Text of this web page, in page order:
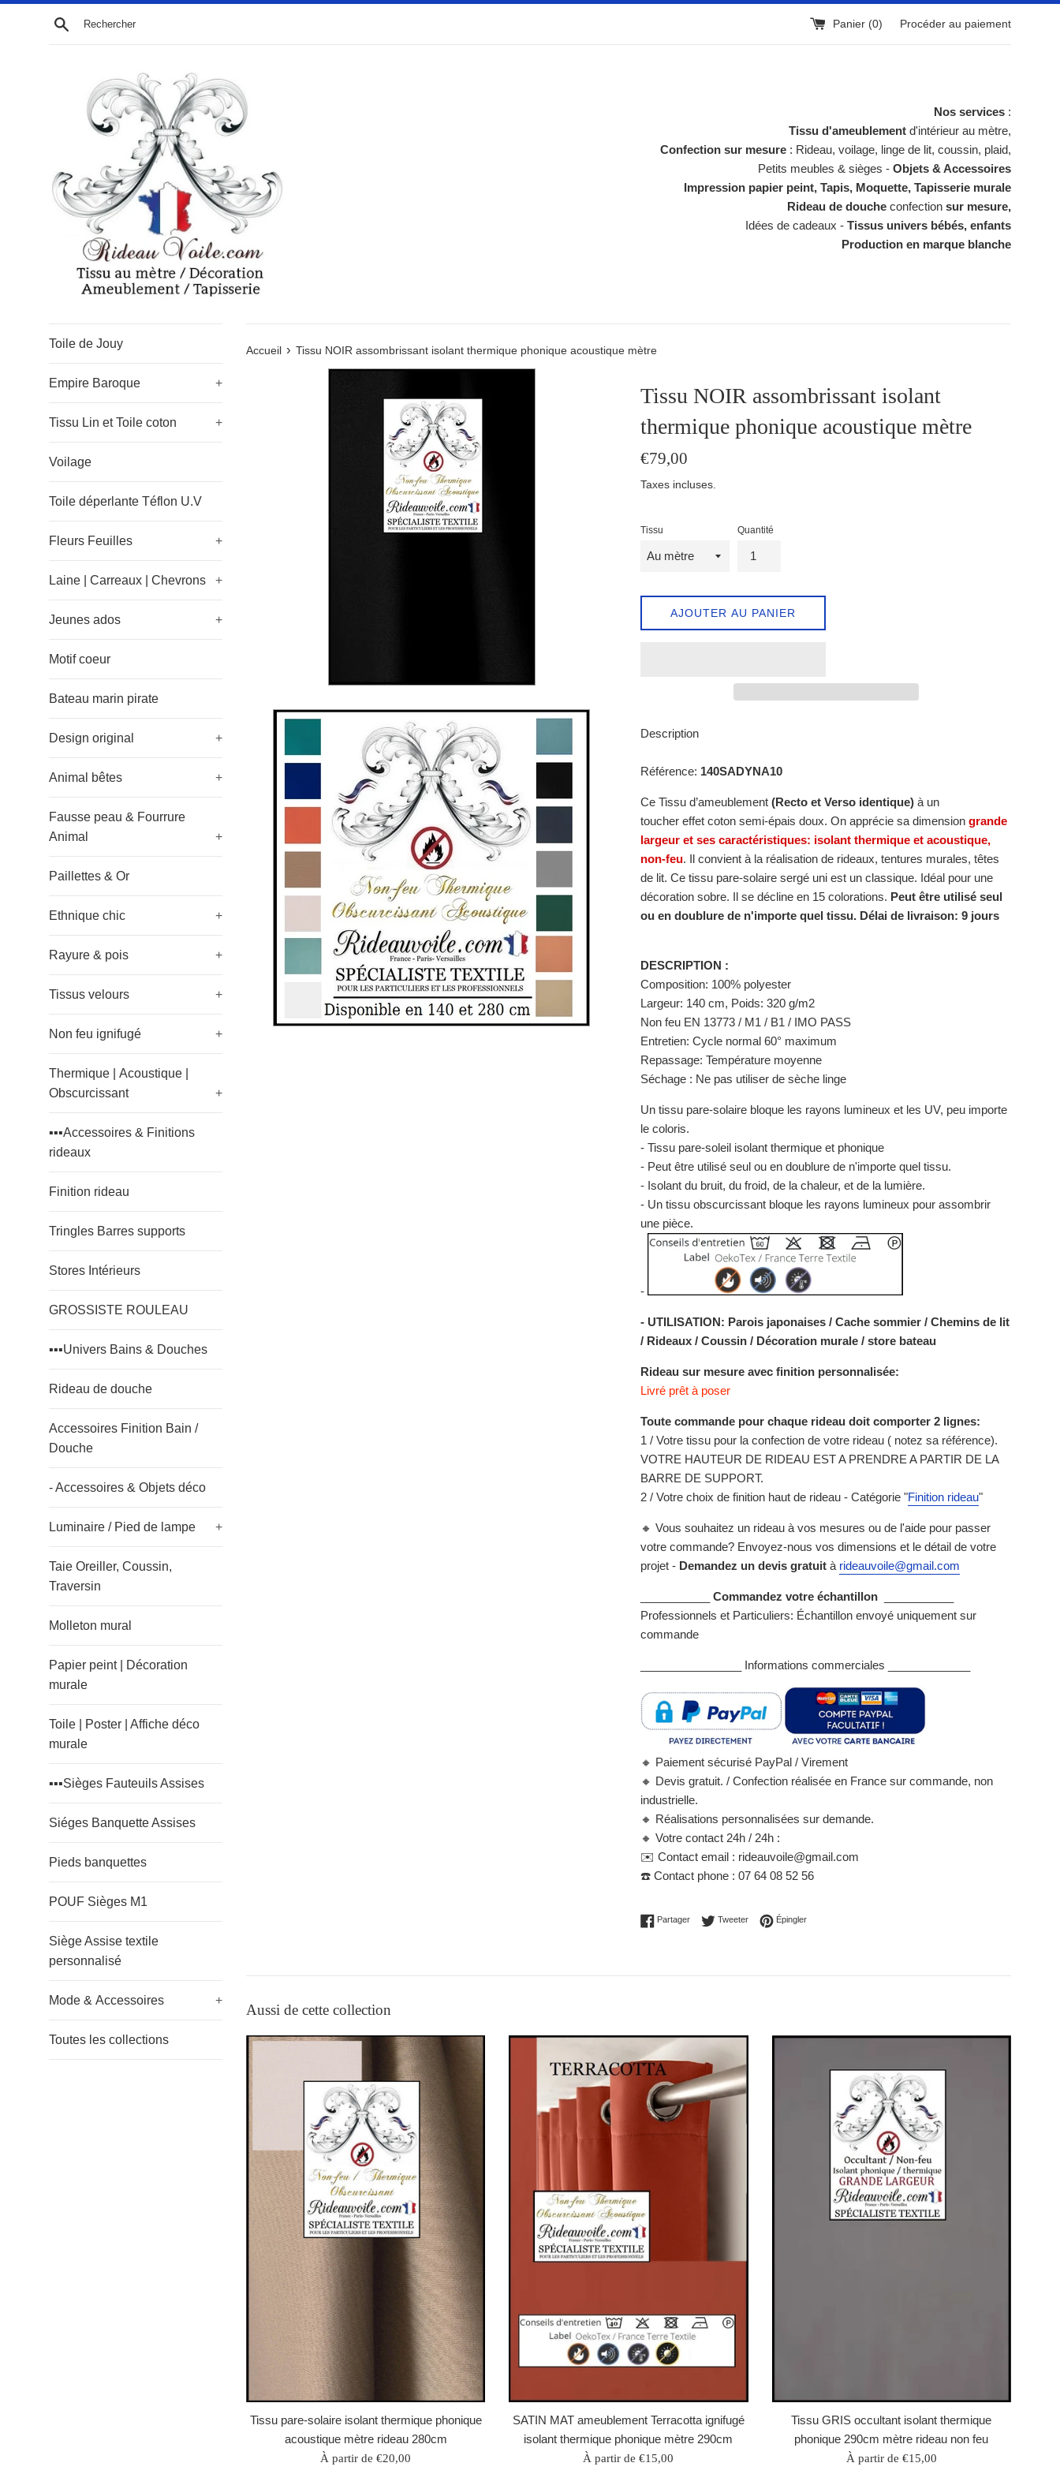
Passer
Recherche Panier (0) Procéder au paiement
Nos services :
Tissu d'ameublement d'intérieur au mètre,
Confection sur mesure : Rideau, voilage, linge de lit, coussin, plaid,
Petits meubles & sièges - Objets & Accessoires
Impression papier peint, Tapis, Moquette, Tapisserie murale
Rideau de douche confection sur mesure,
Idées de cadeaux - Tissus univers bébés, enfants
Production en marque blanche
Toile de Jouy
Empire Baroque +
Tissu Lin et Toile coton +
Voilage
Toile déperlante Téflon U.V
Fleurs Feuilles +
Laine | Carreaux | Chevrons +
Jeunes ados +
Motif coeur
Bateau marin pirate
Design original +
Animal bêtes +
Fausse peau & Fourrure
Animal
+
Paillettes & Or
Ethnique chic +
Rayure & pois +
Tissus velours +
Non feu ignifugé +
Thermique | Acoustique |
Obscurcissant
+
▪️▪️▪️Accessoires & Finitions
rideaux
Finition rideau
Tringles Barres supports
Stores Intérieurs
GROSSISTE ROULEAU
▪️▪️▪️Univers Bains & Douches
Rideau de douche
Accessoires Finition Bain /
Douche
- Accessoires & Objets déco
Luminaire / Pied de lampe +
Taie Oreiller, Coussin,
Traversin
Molleton mural
Papier peint | Décoration
murale
Toile | Poster | Affiche déco
murale
▪️▪️▪️Sièges Fauteuils Assises
Siéges Banquette Assises
Pieds banquettes
POUF Sièges M1
Siège Assise textile
personnalisé
Mode & Accessoires +
Toutes les collections
Accueil › Tissu NOIR assombrissant isolant thermique phonique acoustique mètre
Tissu NOIR assombrissant isolant
thermique phonique acoustique mètre
Prix
€79,00
Taxes incluses.
Tissu Quantité
AJOUTER AU PANIER
Description
Référence: 140SADYNA10
Ce Tissu d’ameublement (Recto et Verso identique) à un
toucher effet coton semi-épais doux. On apprécie sa dimension grande
largeur et ses caractéristiques: isolant thermique et acoustique,
non-feu. Il convient à la réalisation de rideaux, tentures murales, têtes
de lit. Ce tissu pare-solaire sergé uni est un classique. Idéal pour une
décoration sobre. Il se décline en 15 colorations. Peut être utilisé seul
ou en doublure de n'importe quel tissu. Délai de livraison: 9 jours
DESCRIPTION :
Composition: 100% polyester
Largeur: 140 cm, Poids: 320 g/m2
Non feu EN 13773 / M1 / B1 / IMO PASS
Entretien: Cycle normal 60° maximum
Repassage: Température moyenne
Séchage : Ne pas utiliser de sèche linge
Un tissu pare-solaire bloque les rayons lumineux et les UV, peu importe
le coloris.
- Tissu pare-soleil isolant thermique et phonique
- Peut être utilisé seul ou en doublure de n'importe quel tissu.
- Isolant du bruit, du froid, de la chaleur, et de la lumière.
- Un tissu obscurcissant bloque les rayons lumineux pour assombrir
une pièce.
-
- UTILISATION: Parois japonaises / Cache sommier / Chemins de lit
/ Rideaux / Coussin / Décoration murale / store bateau
Rideau sur mesure avec finition personnalisée:
Livré prêt à poser
Toute commande pour chaque rideau doit comporter 2 lignes:
1 / Votre tissu pour la confection de votre rideau ( notez sa référence).
VOTRE HAUTEUR DE RIDEAU EST A PRENDRE A PARTIR DE LA
BARRE DE SUPPORT.
2 / Votre choix de finition haut de rideau - Catégorie "Finition rideau"
🔸 Vous souhaitez un rideau à vos mesures ou de l'aide pour passer
votre commande? Envoyez-nous vos dimensions et le détail de votre
projet - Demandez un devis gratuit à rideauvoile@gmail.com
Commandez votre échantillon
Professionnels et Particuliers: Échantillon envoyé uniquement sur
commande
________________ Informations commerciales _____________
🔸 Paiement sécurisé PayPal / Virement
🔸 Devis gratuit. / Confection réalisée en France sur commande, non
industrielle.
🔸 Réalisations personnalisées sur demande.
🔸 Votre contact 24h / 24h :
✉️ Contact email : rideauvoile@gmail.com
☎️ Contact phone : 07 64 08 52 56
PartagerPartager sur Facebook
TweeterTweeter sur Twitter
ÉpinglerÉpingler sur Pinterest
Aussi de cette collection
Tissu pare-solaire isolant thermique phonique
acoustique mètre rideau 280cm
À partir de €20,00
SATIN MAT ameublement Terracotta ignifugé
isolant thermique phonique mètre 290cm
À partir de €15,00
Tissu GRIS occultant isolant thermique
phonique 290cm mètre rideau non feu
À partir de €15,00